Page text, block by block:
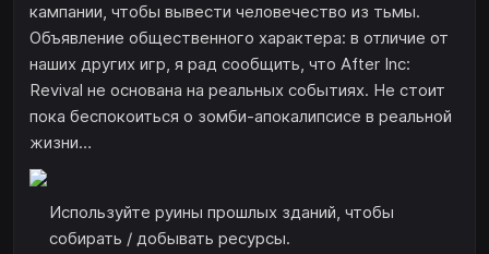
кампании, чтобы вывести человечество из тьмы.
Объявление общественного характера: в отличие от
наших других игр, я рад сообщить, что After Inc:
Revival не основана на реальных событиях. Не стоит
пока беспокоиться о зомби-апокалипсисе в реальной
жизни…
Используйте руины прошлых зданий, чтобы
собирать / добывать ресурсы.